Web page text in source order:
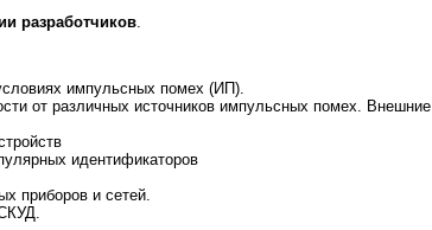
разработчиков.
импульсных помех (ИП).
от различных источников импульсных помех. Внешние
идентификаторов
приборов и сетей.